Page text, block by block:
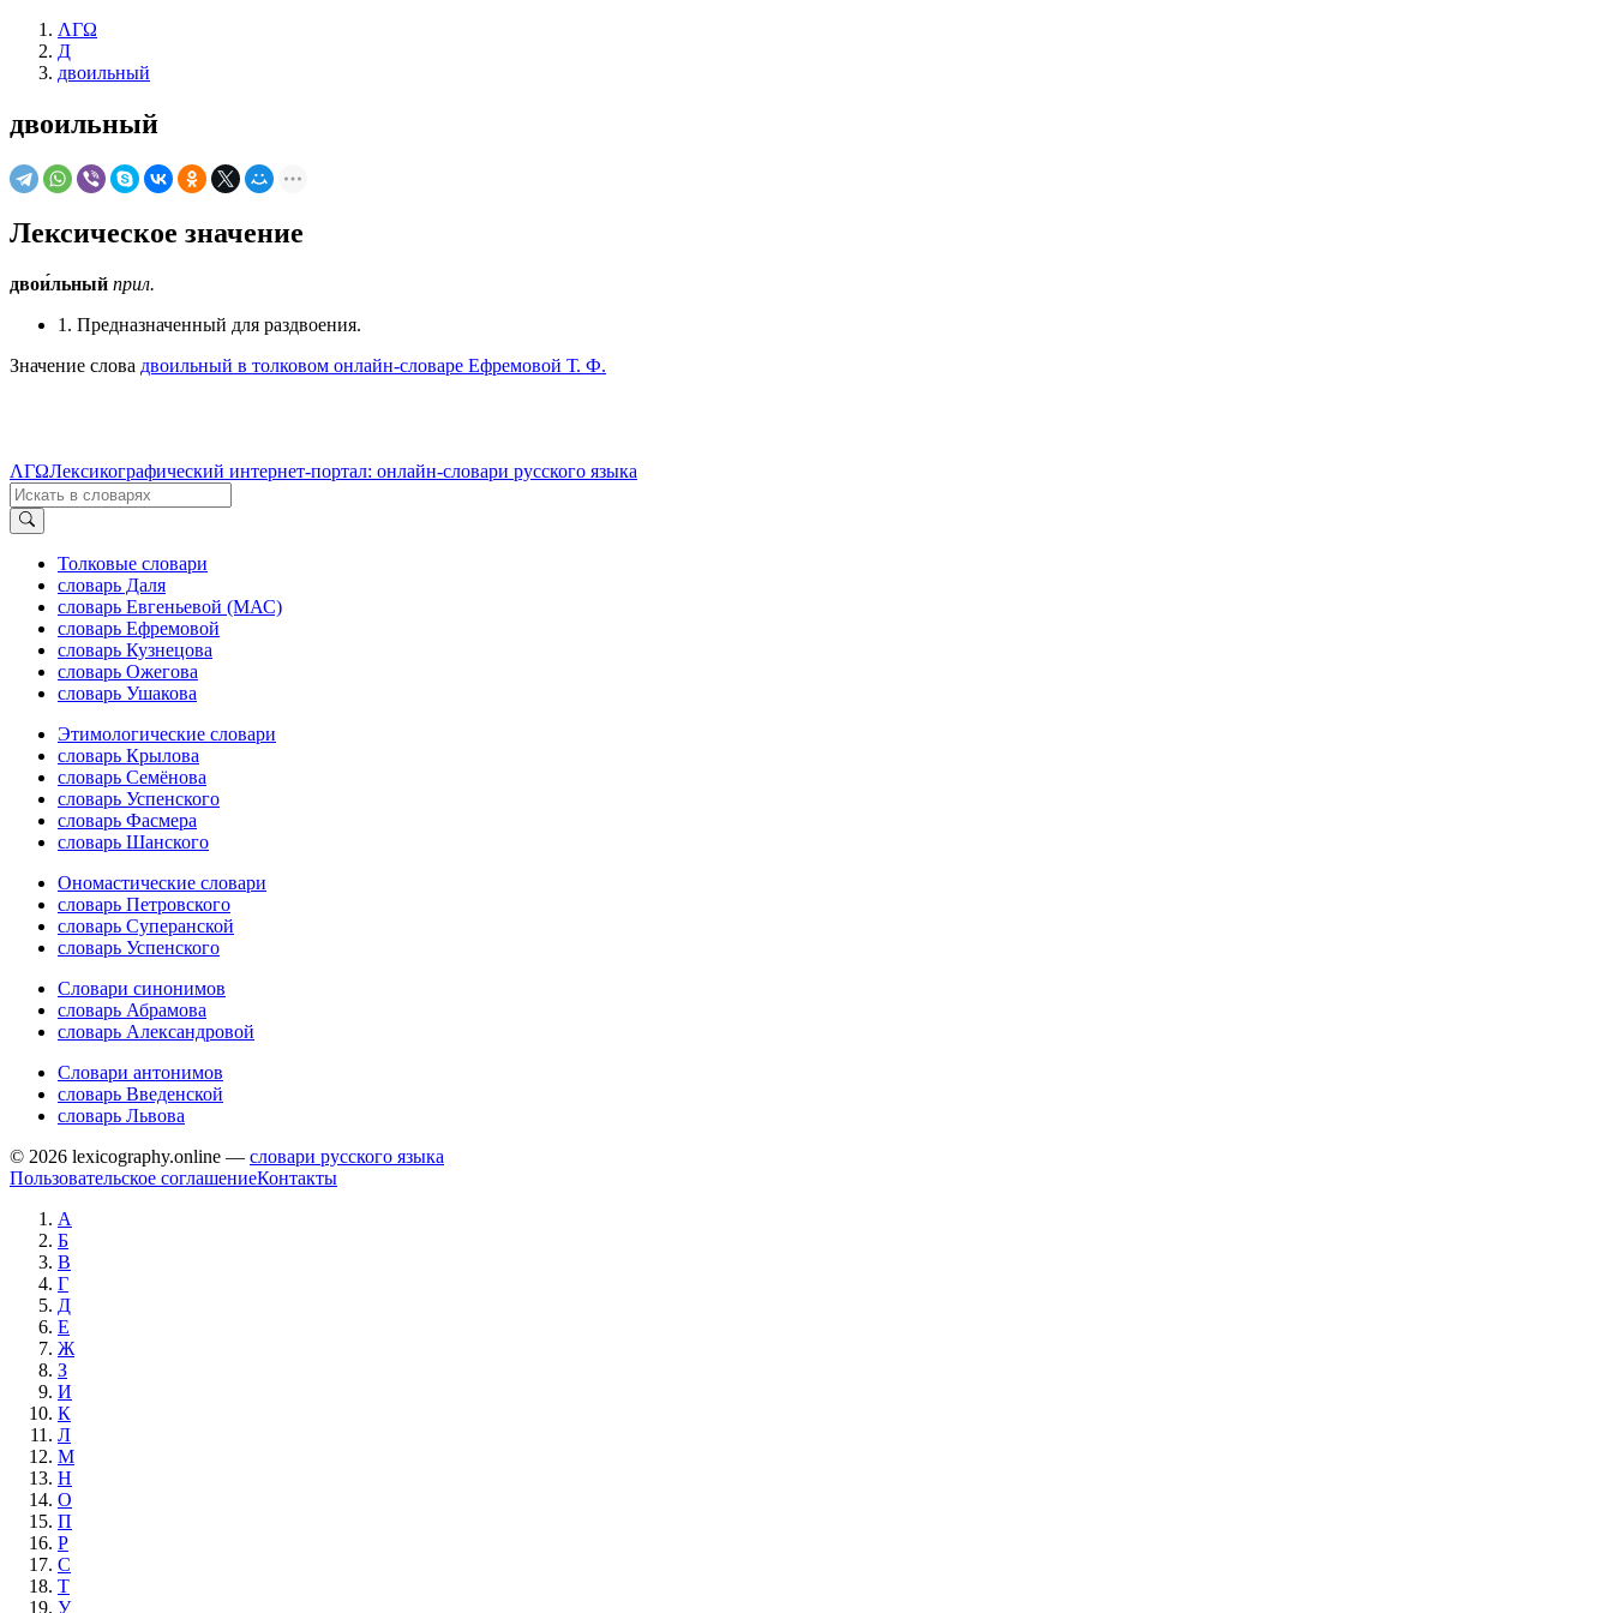
ΛΓΩ
Д
двоильный
двоильный
Лексическое значение
двои́льный прил.
1. Предназначенный для раздвоения.
Значение слова двоильный в толковом онлайн-словаре Ефремовой Т. Ф.
ΛΓΩЛексикографический интернет-портал: онлайн-словари русского языка
Толковые словари
словарь Даля
словарь Евгеньевой (МАС)
словарь Ефремовой
словарь Кузнецова
словарь Ожегова
словарь Ушакова
Этимологические словари
словарь Крылова
словарь Семёнова
словарь Успенского
словарь Фасмера
словарь Шанского
Ономастические словари
словарь Петровского
словарь Суперанской
словарь Успенского
Словари синонимов
словарь Абрамова
словарь Александровой
Словари антонимов
словарь Введенской
словарь Львова
© 2026 lexicography.online — словари русского языка
Пользовательское соглашениеКонтакты
А
Б
В
Г
Д
Е
Ж
З
И
К
Л
М
Н
О
П
Р
С
Т
У